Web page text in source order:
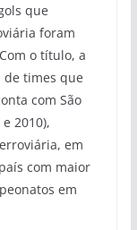
que
foram
o título, a
times que
com São
2010),
em
com maior
em